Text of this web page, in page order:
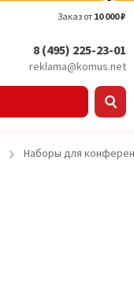
Заказ от 10 000 ₽
8 (495) 225-23-01
reklama@komus.net
Наборы для